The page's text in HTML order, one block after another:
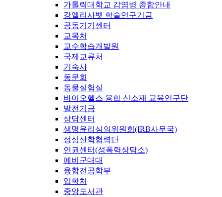
가톨릭대학교 감염병 종합안내
강엘리사벳 학술연구기금
공동기기센터
교목처
교수학습개발원
국제교류처
기숙사
동문회
동물실험실
바이오헬스 융합 신소재 교육연구단
발전기금
상담센터
생명윤리심의위원회(IRB사무국)
성심산학협력단
인권센터(성폭력상담소)
예비군대대
융합전공학부
입학처
중앙도서관